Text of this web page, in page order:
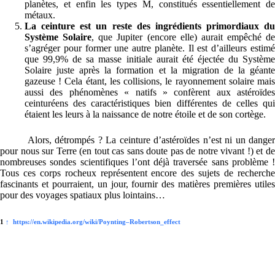
planètes, et enfin les types M, constitués essentiellement de
métaux.
La ceinture est un reste des ingrédients primordiaux du
Système Solaire, que Jupiter (encore elle) aurait empêché de
s’agréger pour former une autre planète. Il est d’ailleurs estimé
que 99,9% de sa masse initiale aurait été éjectée du Système
Solaire juste après la formation et la migration de la géante
gazeuse ! Cela étant, les collisions, le rayonnement solaire mais
aussi des phénomènes « natifs » confèrent aux astéroïdes
ceinturéens des caractéristiques bien différentes de celles qui
étaient les leurs à la naissance de notre étoile et de son cortège.
Alors, détrompés ? La ceinture d’astéroïdes n’est ni un danger
pour nous sur Terre (en tout cas sans doute pas de notre vivant !) et de
nombreuses sondes scientifiques l’ont déjà traversée sans problème !
Tous ces corps rocheux représentent encore des sujets de recherche
fascinants et pourraient, un jour, fournir des matières premières utiles
pour des voyages spatiaux plus lointains…
1 ↑ https://en.wikipedia.org/wiki/Poynting–Robertson_effect